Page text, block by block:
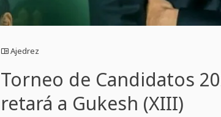
Ajedrez
Torneo de Candidatos
retará a Gukesh (XIII)